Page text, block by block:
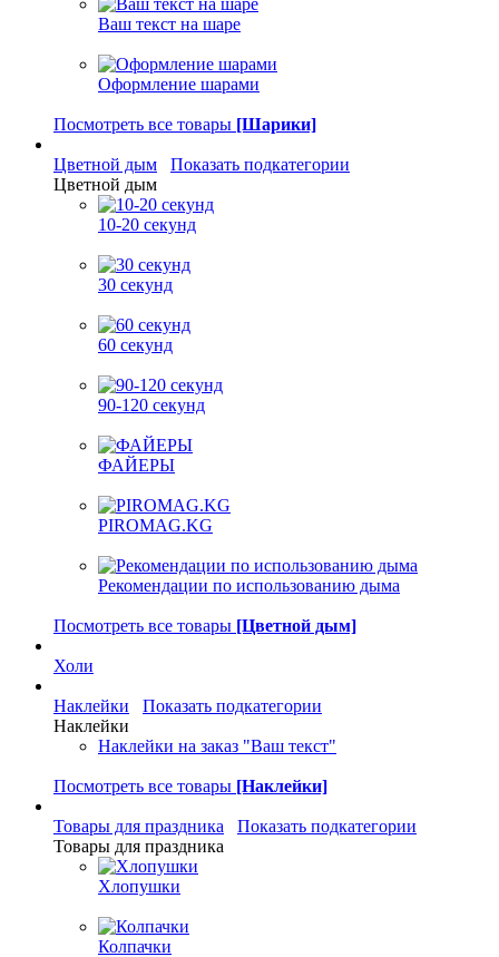
Ваш текст на шаре
Оформление шарами
Посмотреть все товары [Шарики]
Цветной дым
Показать подкатегории
Цветной дым
10-20 секунд
30 секунд
60 секунд
90-120 секунд
ФАЙЕРЫ
PIROMAG.KG
Рекомендации по использованию дыма
Посмотреть все товары [Цветной дым]
Холи
Наклейки
Показать подкатегории
Наклейки
Наклейки на заказ "Ваш текст"
Посмотреть все товары [Наклейки]
Товары для праздника
Показать подкатегории
Товары для праздника
Хлопушки
Колпачки